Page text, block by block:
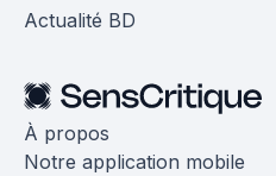
Actualité BD
À propos
Notre application mobile